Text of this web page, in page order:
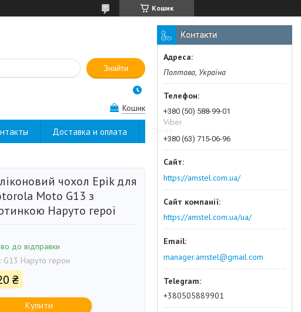
Кошик
Знайти
Кошик
Доставка и оплата О нас
чохол Epik для
Moto G13 з
Наруто герої
до відправки
G13 Наруто герои
₴
Купити
Контакти
Полтава, Україна
+380 (50) 588-99-01
Viber
+380 (63) 715-06-96
https://amstel.com.ua/
https://amstel.com.ua/ua/
manager.amstel@gmail.com
+380505889901